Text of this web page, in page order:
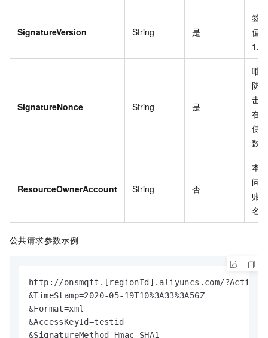
SignatureVersion String 是
签
值：
1.0
SignatureNonce String 是
唯
防
击。
在
使
数
ResourceOwnerAccount String 否
本次
问
账
名。
公共请求参数示例
http://onsmqtt.[regionId].aliyuncs.com/
&TimeStamp=2020-05-19T10%3A33%3A56Z
&Format=xml
&AccessKeyId=testid
&SignatureMethod=Hmac-SHA1